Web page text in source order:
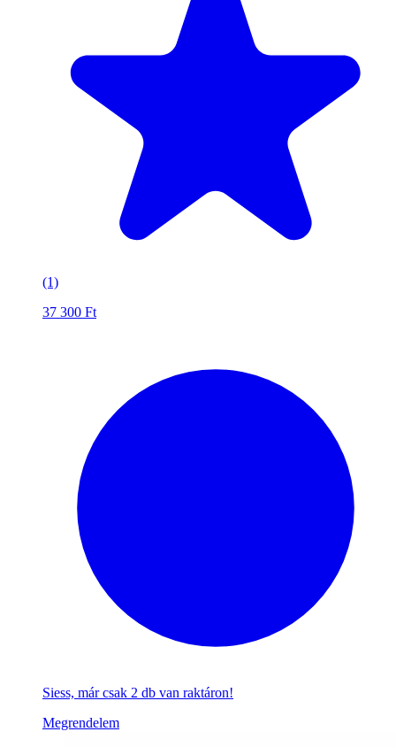
(1)
37 300 Ft
Siess, már csak 2 db van raktáron!
Megrendelem